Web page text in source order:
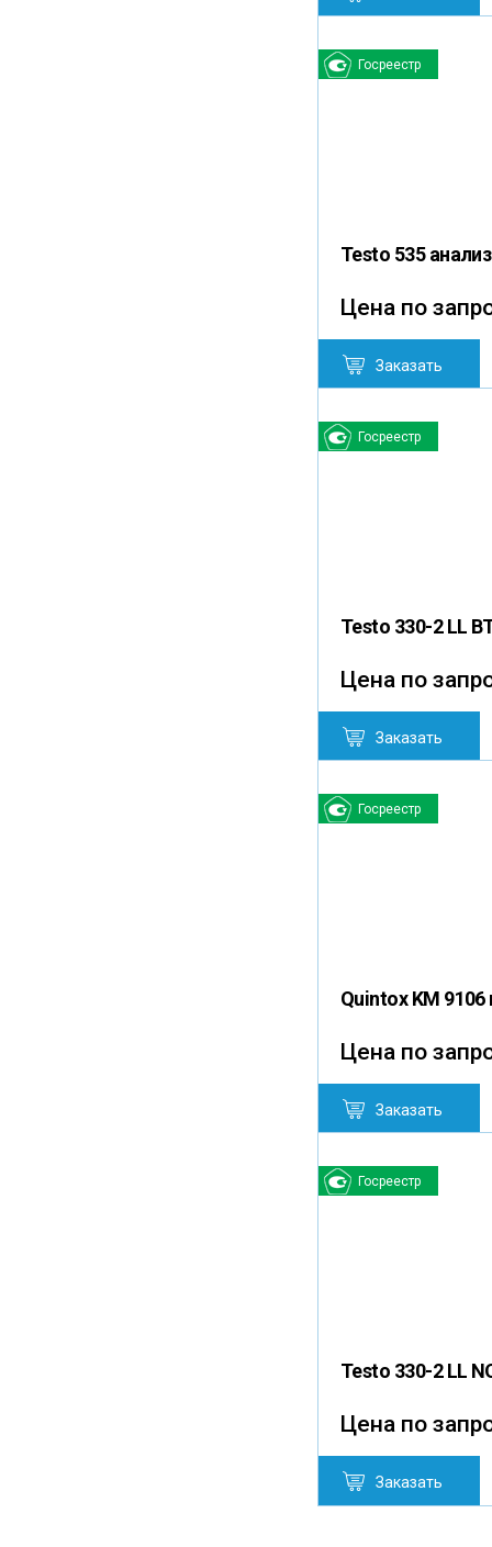
Госреестр
Testo 535
Цена по
Заказать
Госреестр
Testo 330-2 LL
Цена по
Заказать
Госреестр
Quintox KM
Цена по
Заказать
Госреестр
Testo 330-2 LL
Цена по
Заказать